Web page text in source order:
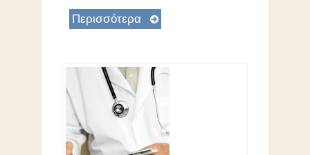
Περισσότερα